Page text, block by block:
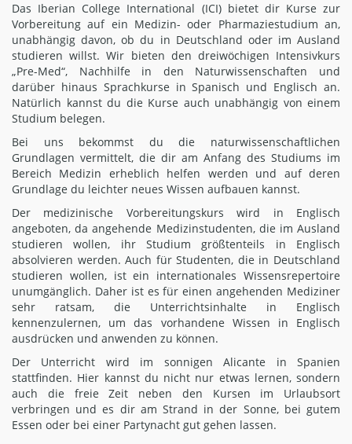
Das Iberian College International (ICI) bietet dir Kurse zur
Vorbereitung auf ein Medizin- oder Pharmaziestudium an,
unabhängig davon, ob du in Deutschland oder im Ausland
studieren willst. Wir bieten den dreiwöchigen Intensivkurs
„Pre-Med“, Nachhilfe in den Naturwissenschaften und
darüber hinaus Sprachkurse in Spanisch und Englisch an.
Natürlich kannst du die Kurse auch unabhängig von einem
Studium belegen.
Bei uns bekommst du die naturwissenschaftlichen
Grundlagen vermittelt, die dir am Anfang des Studiums im
Bereich Medizin erheblich helfen werden und auf deren
Grundlage du leichter neues Wissen aufbauen kannst.
Der medizinische Vorbereitungskurs wird in Englisch
angeboten, da angehende Medizinstudenten, die im Ausland
studieren wollen, ihr Studium größtenteils in Englisch
absolvieren werden. Auch für Studenten, die in Deutschland
studieren wollen, ist ein internationales Wissensrepertoire
unumgänglich. Daher ist es für einen angehenden Mediziner
sehr ratsam, die Unterrichtsinhalte in Englisch
kennenzulernen, um das vorhandene Wissen in Englisch
ausdrücken und anwenden zu können.
Der Unterricht wird im sonnigen Alicante in Spanien
stattfinden. Hier kannst du nicht nur etwas lernen, sondern
auch die freie Zeit neben den Kursen im Urlaubsort
verbringen und es dir am Strand in der Sonne, bei gutem
Essen oder bei einer Partynacht gut gehen lassen.